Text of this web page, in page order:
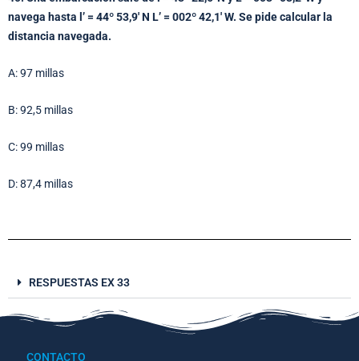
navega hasta l’ = 44º 53,9′ N L’ = 002º 42,1′ W. Se pide calcular la
distancia navegada.
A: 97 millas
B: 92,5 millas
C: 99 millas
D: 87,4 millas
RESPUESTAS EX 33
CONTACTO